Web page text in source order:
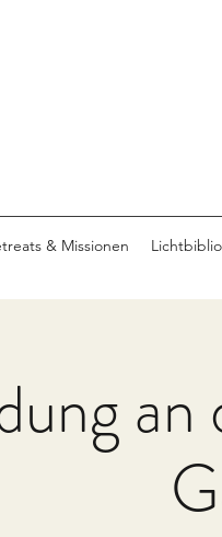
& Missionen